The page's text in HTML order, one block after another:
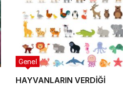
HAYVANLARIN VERDİĞİ
Genel